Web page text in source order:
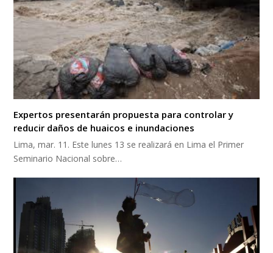
Expertos presentarán propuesta para controlar y
reducir daños de huaicos e inundaciones
Lima, mar. 11. Este lunes 13 se realizará en Lima el Primer
Seminario Nacional sobre…